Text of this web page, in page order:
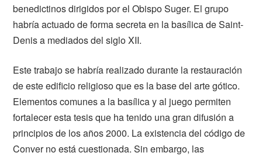
benedictinos dirigidos por el Obispo Suger. El grupo
habría actuado de forma secreta en la basílica de Saint-
Denis a mediados del siglo XII.
Este trabajo se habría realizado durante la restauración
de este edificio religioso que es la base del arte gótico.
Elementos comunes a la basílica y al juego permiten
fortalecer esta tesis que ha tenido una gran difusión a
principios de los años 2000. La existencia del código de
Conver no está cuestionada. Sin embargo, las